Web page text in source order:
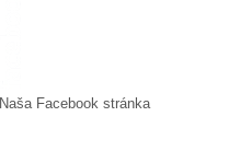
Naša Facebook stránka